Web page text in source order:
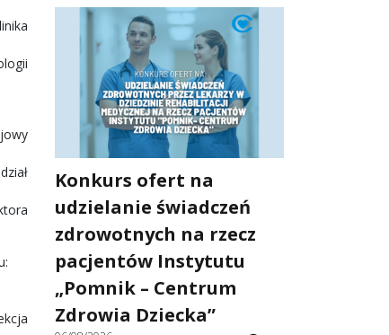
Konkurs ofert na
udzielanie świadczeń
zdrowotnych na rzecz
pacjentów Instytutu
„Pomnik – Centrum
Zdrowia Dziecka”